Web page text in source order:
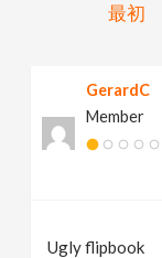
g
最初
GerardC
Member
Ugly flipbook